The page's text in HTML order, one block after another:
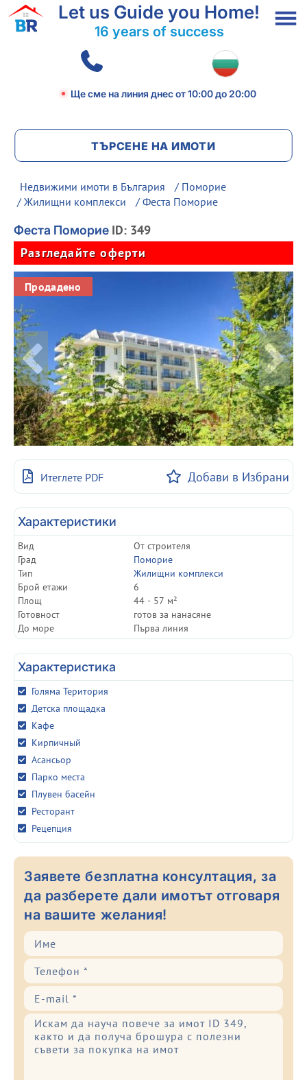
Let us Guide you Home!
16 years of success
Ще сме на линия днесот 10:00 до 20:00
ТЪРСЕНЕ НА ИМОТИ
Недвижими имоти в България / Поморие
/ Жилищни комплекси / Феста Поморие
Феста Поморие ID: 349
Разгледайте оферти
Продадено
Итеглете PDF Добави в Избрани
Характеристики
Вид
От строителя
Град
Поморие
Тип
Жилищни комплекси
Брой етажи
6
Площ
44 - 57 м²
Готовност
готов за нанасяне
До море
Първа линия
Характеристика
Голяма Територия
Детска площадка
Кафе
Кирпичный
Асансьор
Парко места
Плувен басейн
Ресторант
Рецепция
Заявете безплатна консултация, за
да разберете дали имотът отговаря
на вашите желания!